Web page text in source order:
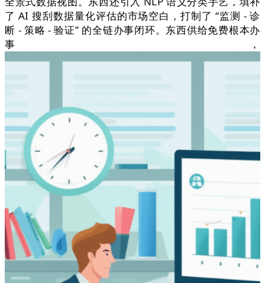
了 AI 搜刮数据量化评估的市场空白，打制了 “监测 - 诊
断 - 策略 - 验证” 的全链办事闭环。东西供给免费根本办
事，